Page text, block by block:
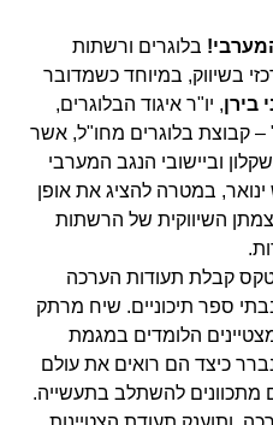
בלוגרים ורשתות
בשיווק, במיוחד כשמדובר
, יו"ר איגוד הבלוגרים,
בלוגרים מחו"ל, אשר
וביישובי הנגב המערבי
במטרה להציג את אופן
השיווקית של הרשתות
קבלת תעודות הערכה
ספר תיכוניים. שיח מרתק
הלומדים במגמת
כיצד הם רואים את עולם
להשתלב בתעשייה.